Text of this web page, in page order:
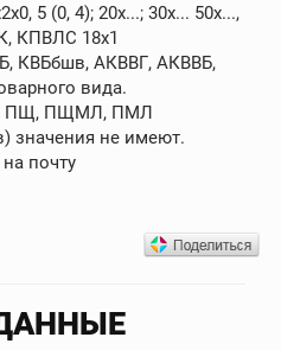
5 (0, 4); 20х...; 30х... 50х...,
КПВЛС 18х1
КВБбшв, АКВВГ, АКВВБ,
вида.
ПЩ, ПЩМЛ, ПМЛ
значения не имеют.
почту